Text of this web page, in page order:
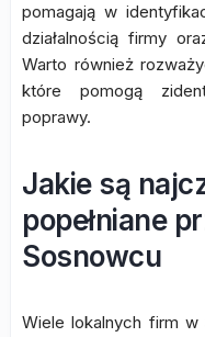
pomagają w
działalnością firmy
Warto również
które pomogą
poprawy.
Jakie są
popełniane
Sosnowcu
Wiele lokalnych firm w